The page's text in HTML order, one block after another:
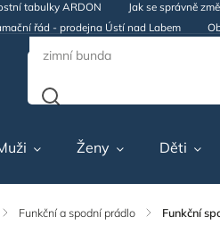
tabulky ARDON Jak se správně
řád - prodejna Ústí nad Labem
Ženy Děti
/ Funkční a spodní prádlo / Funkční